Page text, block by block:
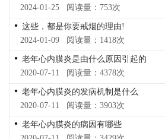
2024-01-25 阅读量：753次
这些，都是你要戒烟的理由!
2024-01-09 阅读量：1418次
老年心内膜炎是由什么原因引起的
2020-07-11 阅读量：4378次
老年心内膜炎的发病机制是什么
2020-07-11 阅读量：3903次
老年心内膜炎的病因有哪些